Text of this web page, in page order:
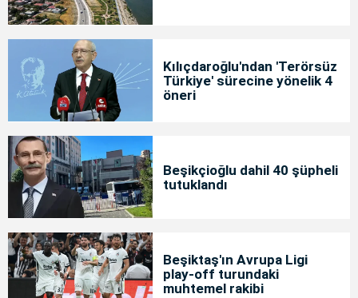
Kılıçdaroğlu'ndan 'Terörsüz
Türkiye' sürecine yönelik 4
öneri
Beşikçioğlu dahil 40 şüpheli
tutuklandı
Beşiktaş'ın Avrupa Ligi
play-off turundaki
muhtemel rakibi